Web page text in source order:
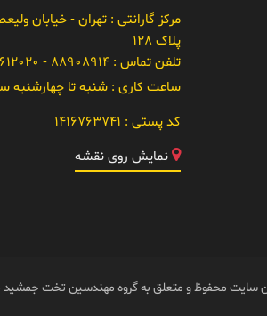
مرکز گارانتی : تهران - خیابان
پلاک 128
تلفن تماس :88908914 - 021-88612020
ساعت کاری :شنبه تا چهارشنبه ساعت
کد پستی : 1416763741
نمایش روی نقشه
سایت محفوظ و متعلق به گروه مهندسین تخت جمشید